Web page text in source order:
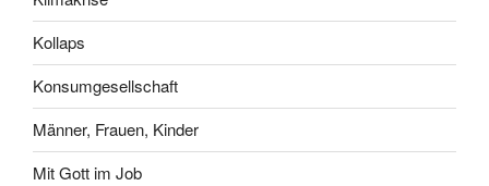
Kollaps
Konsumgesellschaft
Männer, Frauen, Kinder
Mit Gott im Job